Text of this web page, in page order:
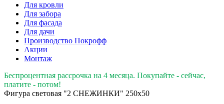
Для кровли
Для забора
Для фасада
Для дачи
Производство Покрофф
Акции
Монтаж
Беспроцентная рассрочка на 4 месяца. Покупайте - сейчас,
платите - потом!
Фигура световая "2 СНЕЖИНКИ" 250х50